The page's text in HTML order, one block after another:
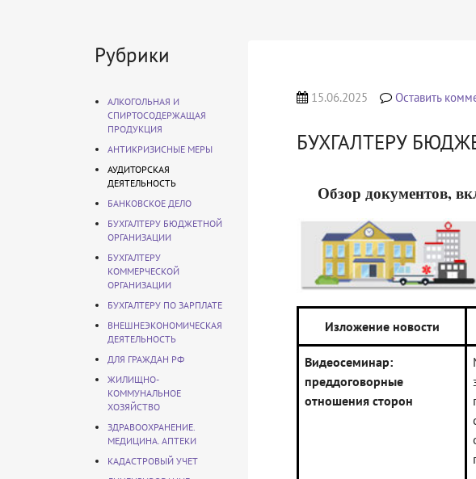
Рубрики
АЛКОГОЛЬНАЯ И
СПИРТОСОДЕРЖАЩАЯ
ПРОДУКЦИЯ
АНТИКРИЗИСНЫЕ МЕРЫ
АУДИТОРСКАЯ
ДЕЯТЕЛЬНОСТЬ
БАНКОВСКОЕ ДЕЛО
БУХГАЛТЕРУ БЮДЖЕТНОЙ
ОРГАНИЗАЦИИ
БУХГАЛТЕРУ
КОММЕРЧЕСКОЙ
ОРГАНИЗАЦИИ
БУХГАЛТЕРУ ПО ЗАРПЛАТЕ
ВНЕШНЕЭКОНОМИЧЕСКАЯ
ДЕЯТЕЛЬНОСТЬ
ДЛЯ ГРАЖДАН РФ
ЖИЛИЩНО-
КОММУНАЛЬНОЕ
ХОЗЯЙСТВО
ЗДРАВООХРАНЕНИЕ.
МЕДИЦИНА. АПТЕКИ
КАДАСТРОВЫЙ УЧЕТ
15.06.2025 Оставить
БУХГАЛТЕРУ
Обзор документов,
Изложение новости
Видеосеминар:
преддоговорные
отношения сторон